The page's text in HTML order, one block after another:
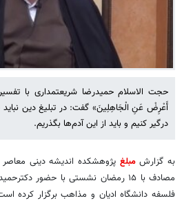
حجت الاسلام حمیدرضا شریعتمداری با
أَعْرِضْ عَنِ الْجَاهِلِینَ» گفت: در تبلیغ دین نباید
درگیر کنیم و باید از این آدم‌ها بگذریم.
به گزارشمبلغ
مصادف با ۱۵ رمضان نشستی با حضور
فلسفه دانشگاه ادیان و مذاهب برگزار کرده